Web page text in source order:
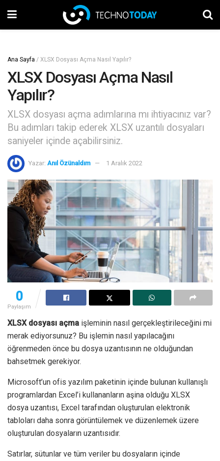
Ana Sayfa / XLSX Dosyası Açma Nasıl Yapılır?
XLSX Dosyası Açma Nasıl
Yapılır?
XLSX dosyası açma adımlarına mı ihtiyacınız var?
Bu adımları takip ederek XLSX uzantılı dosyaları
saniyeler içinde açabilirsiniz.
Yazar: Anıl Özünaldım 1 Aralık 2022
0
Paylaşım
XLSX dosyası açma işleminin nasıl gerçekleştirileceğini mi
merak ediyorsunuz? Bu işlemin nasıl yapılacağını
öğrenmeden önce bu dosya uzantısının ne olduğundan
bahsetmek gerekiyor.
Microsoft’un ofis yazılım paketinin içinde bulunan kullanışlı
programlardan Excel’i kullananların aşina olduğu XLSX
dosya uzantısı, Excel tarafından oluşturulan elektronik
tabloları daha sonra görüntülemek ve düzenlemek üzere
oluşturulan dosyaların uzantısıdır.
Satırlar, sütunlar ve tüm veriler bu dosyaların içinde